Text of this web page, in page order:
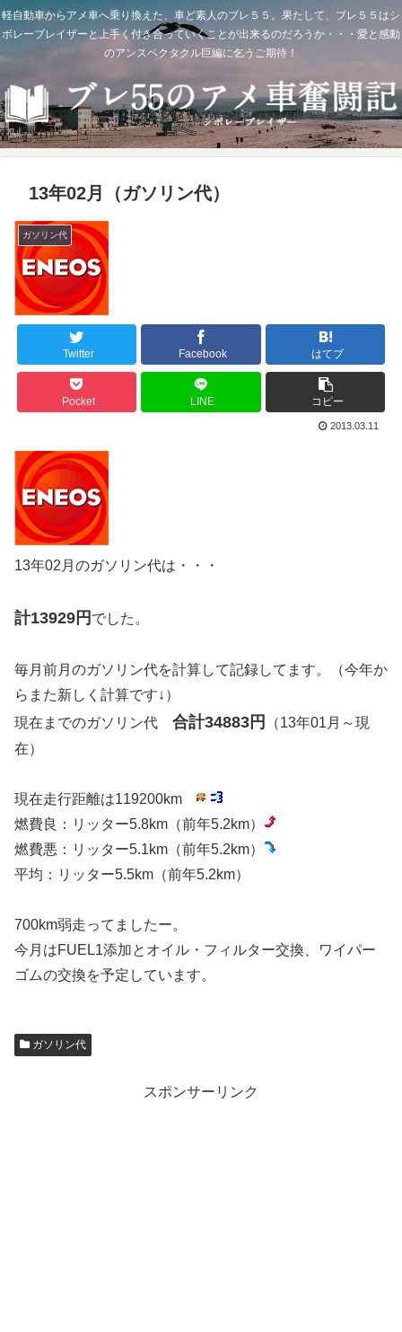
軽自動車からアメ車へ乗り換えた、車ど素人のブレ５５。果たして、ブレ５５はシ
ボレーブレイザーと上手く付き合っていくことが出来るのだろうか・・・愛と感動
のアンスペクタクル巨編に乞うご期待！
13年02月（ガソリン代）
ガソリン代
Twitter Facebook はてブ
Pocket LINE コピー
2013.03.11
13年02月のガソリン代は・・・
計13929円 でした。
毎月前月のガソリン代を計算して記録してます。（今年か
らまた新しく計算です↓）
現在までのガソリン代 合計34883円
（13年01月～現
在）
現在走行距離は119200km
燃費良：リッター5.8km（前年5.2km）
燃費悪：リッター5.1km（前年5.2km）
平均：リッター5.5km（前年5.2km）
700km弱走ってましたー。
今月はFUEL1添加とオイル・フィルター交換、ワイパー
ゴムの交換を予定しています。
ガソリン代
スポンサーリンク